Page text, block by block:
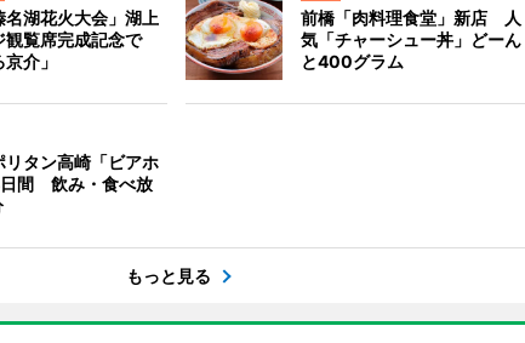
名湖花火大会」湖上
観覧席完成記念で
京介」
前橋「肉料理食堂」新店 人
気「チャーシュー丼」どーん
と400グラム
リタン高崎「ビアホ
間 飲み・食べ放
もっと見る